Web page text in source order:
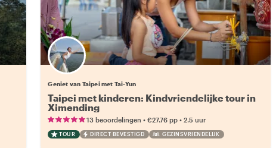
Geniet van Taipei met Tai-Yun
Taipei met kinderen: Kindvriendelijke tour in
Ximending
13 beoordelingen •€27.76 pp •2.5 uur
TOUR DIRECT BEVESTIGD GEZINSVRIENDELIJK